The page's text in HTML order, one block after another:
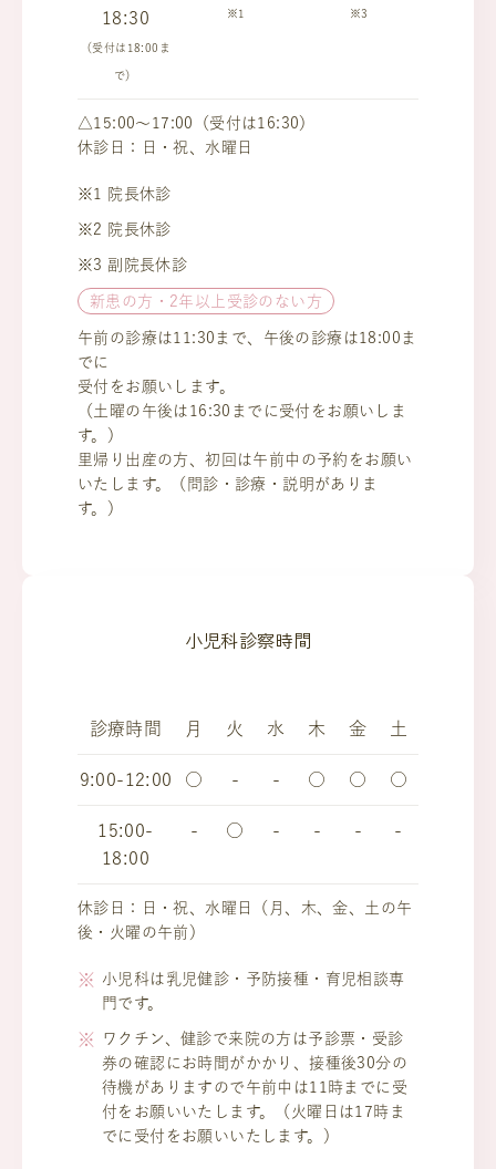
18:30
（受付は18:00ま
で）
※1 ※3
△15:00～17:00（受付は16:30）
休診日：日・祝、水曜日
※1 院長休診
※2 院長休診
※3 副院長休診
新患の方・2年以上受診のない方
午前の診療は11:30まで、午後の診療は18:00ま
でに
受付をお願いします。
（土曜の午後は16:30までに受付をお願いしま
す。）
里帰り出産の方、初回は午前中の予約をお願い
いたします。（問診・診療・説明がありま
す。）
小児科診察時間
診療時間 月 火 水 木 金 土
9:00-12:00 ○ - - ○ ○ ○
15:00-
18:00
- ○ - - - -
休診日：日・祝、水曜日（月、木、金、土の午
後・火曜の午前）
小児科は乳児健診・予防接種・育児相談専
門です。
ワクチン、健診で来院の方は予診票・受診
券の確認にお時間がかかり、接種後30分の
待機がありますので午前中は11時までに受
付をお願いいたします。（火曜日は17時ま
でに受付をお願いいたします。）